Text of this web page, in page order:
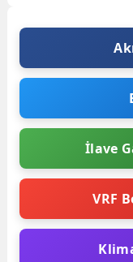
İlave
VRF